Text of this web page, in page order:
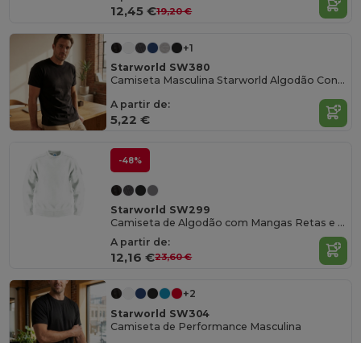
12,45 €19,20 €
+1
Starworld SW380
Camiseta Masculina Starworld Algodão Conforto
A partir de:
5,22 €
-48%
Starworld SW299
Camiseta de Algodão com Mangas Retas e Conforto
A partir de:
12,16 €23,60 €
+2
Starworld SW304
Camiseta de Performance Masculina